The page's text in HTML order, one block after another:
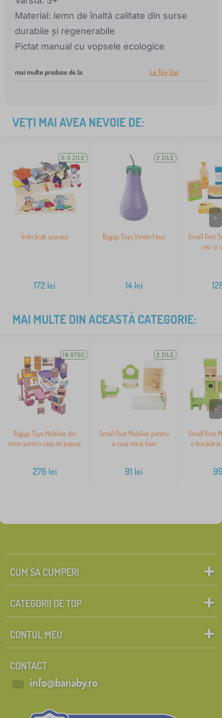
Material: lemn de înaltă calitate din surse
durabile și regenerabile
Pictat manual cu vopsele ecologice
mai multe produse de la: Le Toy Van
VEȚI MAI AVEA NEVOIE DE:
3-5 ZILE
Îmbrăcați șoarecii
172 lei
2 ZILE
Bigjigs Toys Vinete 1 buc
14lei
Small Foot
reci și
>
MAI MULTE DIN ACEASTĂ CATEGORIE:
IN STOC
Bigjigs Toys Mobilier din
lemn pentru casa de papusi
276 lei
2 ZILE
Small Foot Mobilier pentru
o casă mică, baie
91 lei
Small Foot
o bucătărie
>
CUM SĂ CUMPERI
CATEGORII DE TOP
CONTUL MEU
CONTACT
info@banaby.ro